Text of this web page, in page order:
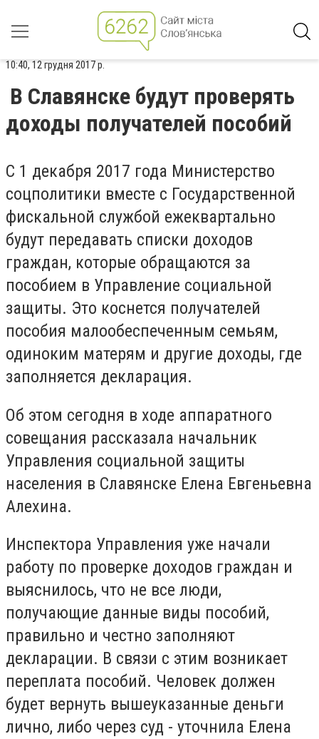
10:40, 12 грудня 2017 р.
В Славянске будут проверять
доходы получателей пособий
С 1 декабря 2017 года Министерство
соцполитики вместе с Государственной
фискальной службой ежеквартально
будут передавать списки доходов
граждан, которые обращаются за
пособием в Управление социальной
защиты. Это коснется получателей
пособия малообеспеченным семьям,
одиноким матерям и другие доходы, где
заполняется декларация.
Об этом сегодня в ходе аппаратного
совещания рассказала начальник
Управления социальной защиты
населения в Славянске Елена Евгеньевна
Алехина.
Инспектора Управления уже начали
работу по проверке доходов граждан и
выяснилось, что не все люди,
получающие данные виды пособий,
правильно и честно заполняют
декларации. В связи с этим возникает
переплата пособий. Человек должен
будет вернуть вышеуказанные деньги
лично, либо через суд - уточнила Елена